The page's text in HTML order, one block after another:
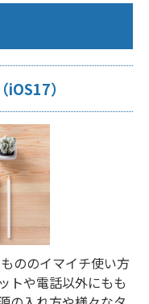
）
ののイマイチ使い方
トや電話以外にもも